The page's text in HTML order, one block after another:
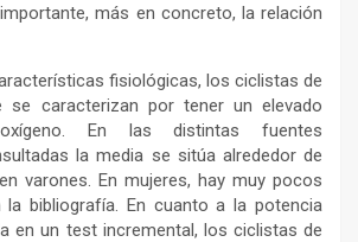
más en concreto, la relación
fisiológicas, los ciclistas de
se caracterizan por tener un elevado
En las distintas fuentes
la media se sitúa alrededor de
varones. En mujeres, hay muy pocos
bibliografía. En cuanto a la potencia
en un test incremental, los ciclistas de